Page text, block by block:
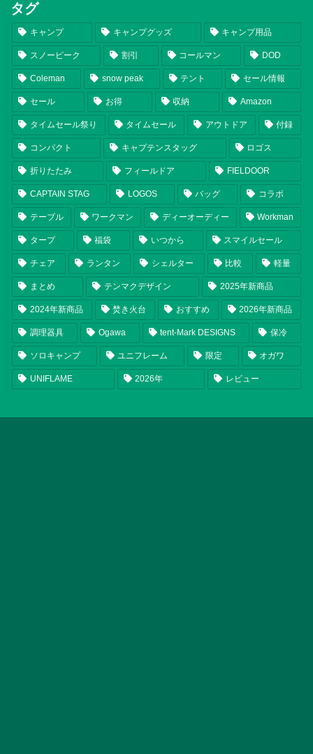
タグ
キャンプ キャンプグッズ キャンプ用品
スノーピーク 割引 コールマン DOD
Coleman snow peak テント セール情報
セール お得 収納 Amazon
タイムセール祭り タイムセール アウトドア 付録
コンパクト キャプテンスタッグ ロゴス
折りたたみ フィールドア FIELDOOR
CAPTAIN STAG LOGOS バッグ コラボ
テーブル ワークマン ディーオーディー Workman
タープ 福袋 いつから スマイルセール
チェア ランタン シェルター 比較 軽量
まとめ テンマクデザイン 2025年新商品
2024年新商品 焚き火台 おすすめ 2026年新商品
調理器具 Ogawa tent-Mark DESIGNS 保冷
ソロキャンプ ユニフレーム 限定 オガワ
UNIFLAME 2026年 レビュー